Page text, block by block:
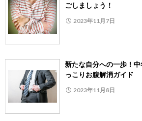
ごしましょう！
2023年11月7日
新たな自分への一歩！
っこりお腹解消ガイド
2023年11月8日